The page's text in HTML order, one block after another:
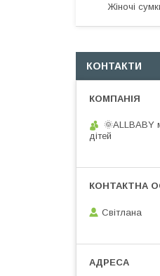
Жіночі
КОНТАКТИ
🌞ALLBABY
дітей
Світлана